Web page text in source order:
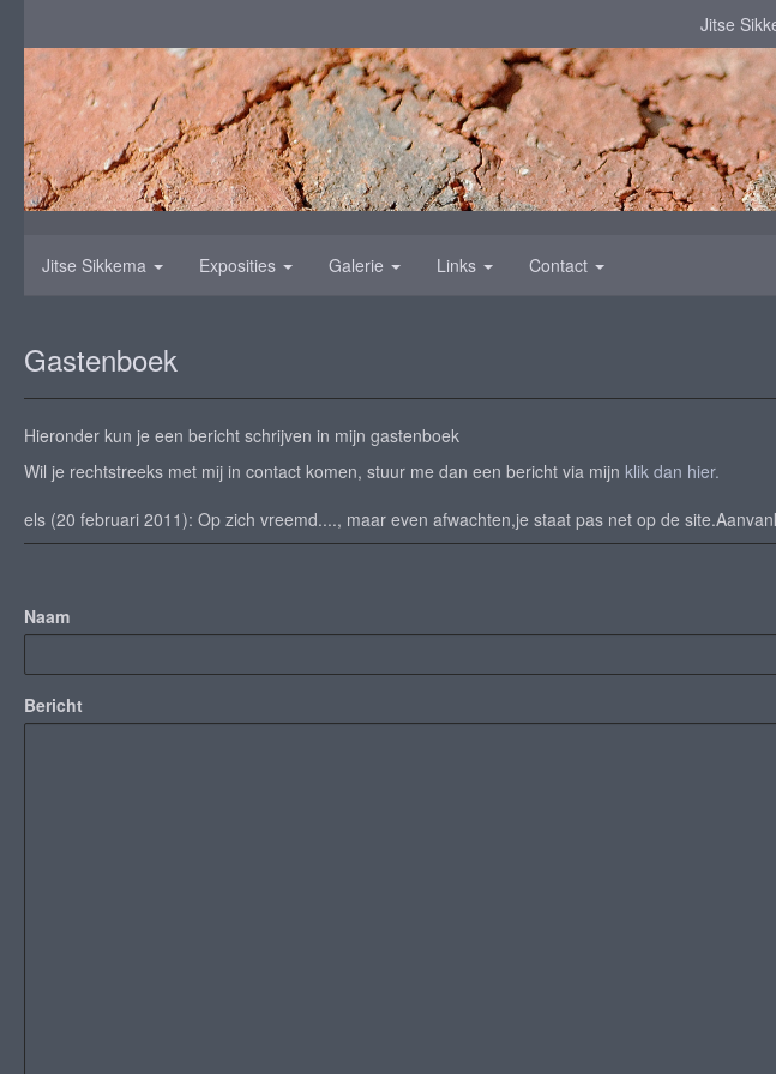
Jitse
Jitse Sikkema Exposities Galerie Links Contact
Gastenboek
Hieronder kun je een bericht schrijven in mijn gastenboek
Wil je rechtstreeks met mij in contact komen, stuur me dan een bericht via mijn klik dan hier.
els (20 februari 2011): Op zich vreemd...., maar even afwachten,je staat pas net op de
Naam
Bericht